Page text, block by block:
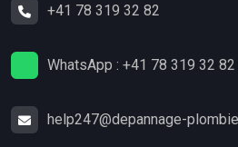
+41 78 319 32 82
WhatsApp : +41 78 319 32 82
help247@depannage-